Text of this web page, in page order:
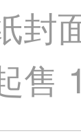
封
售